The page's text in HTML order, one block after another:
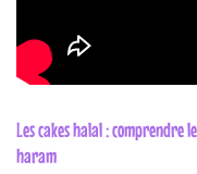
Les cakes halal : comprendre
haram